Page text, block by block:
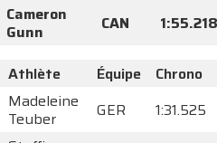
Cameron
Gunn
CAN 1:55.218
Athlète Équipe
Chrono
Madeleine
Teuber
GER
1:31.525